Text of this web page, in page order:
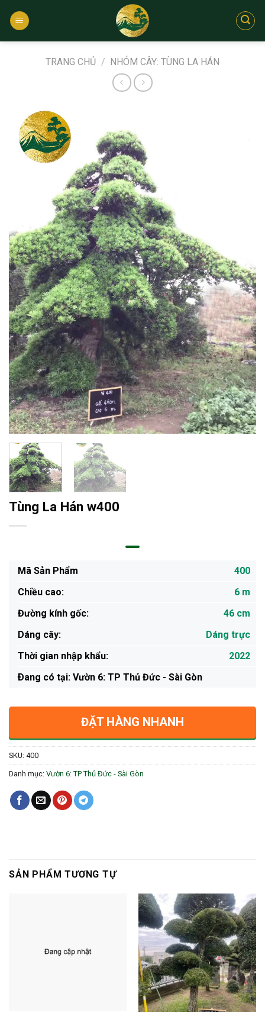
qua
TRANG CHỦ / NHÓM CÂY: TÙNG LA HÁN
Tùng La Hán w400
Mã Sản Phẩm
400
Chiều cao:
6 m
Đường kính gốc:
46 cm
Dáng cây:
Dáng trực
Thời gian nhập khẩu:
2022
Ðang có tại: Vườn 6: TP Thủ Đức - Sài Gòn
ĐẶT HÀNG NHANH
SKU: 400
Danh mục: Vườn 6: TP Thủ Đức - Sài Gòn
SẢN PHẨM TƯƠNG TỰ